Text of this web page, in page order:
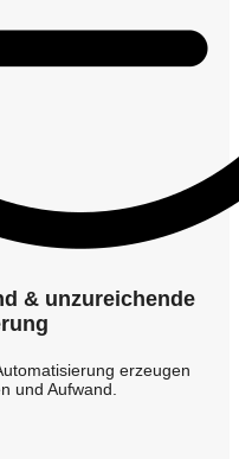
& unzureichende
erzeugen
und Aufwand.